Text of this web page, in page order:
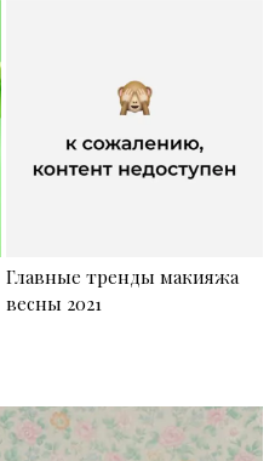
Главные тренды макияжа
весны 2021